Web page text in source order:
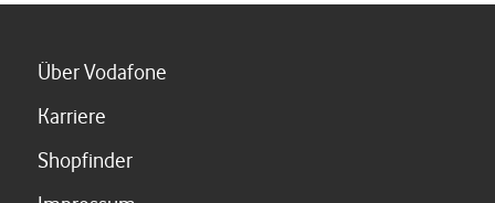
Über Vodafone
Karriere
ShopfinderLink öffnet in einem neuen Tab